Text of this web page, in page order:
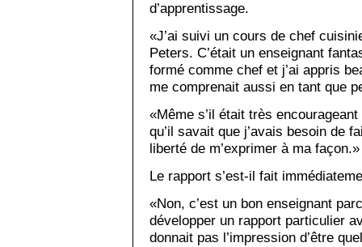
d’apprentissage.
«J’ai suivi un cours de chef
Peters. C’était un enseignant
formé comme chef et j’ai appris
me comprenait aussi en tant que
«Même s’il était très
qu’il savait que j’avais besoin de
liberté de m’exprimer à ma façon.»
Le rapport s’est-il fait
«Non, c’est un bon enseignant
développer un rapport particulier
donnait pas l’impression d’être